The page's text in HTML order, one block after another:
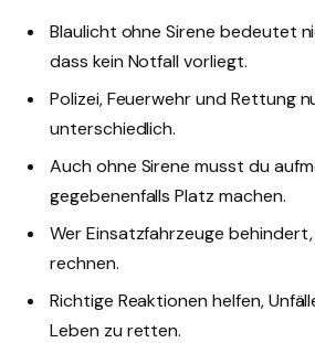
Blaulicht ohne Sirene bedeutet
dass kein Notfall vorliegt.
Polizei, Feuerwehr und Rettung
unterschiedlich.
Auch ohne Sirene musst du
gegebenenfalls Platz machen.
Wer Einsatzfahrzeuge
rechnen.
Richtige Reaktionen helfen,
Leben zu retten.